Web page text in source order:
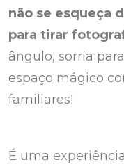
não se esqueça
para tirar
ângulo, sorria
espaço mágico
familiares!
É uma